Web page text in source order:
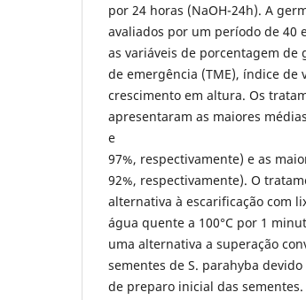
por 24 horas (NaOH-24h). A
avaliados por um período de 40
as variáveis de porcentagem de
de emergência (TME), índice de
crescimento em altura. Os
apresentaram as maiores
e
97%, respectivamente) e as
92%, respectivamente). O
alternativa à escarificação com
água quente a 100°C por 1
uma alternativa a superação
sementes de S. parahyba
de preparo inicial das sementes.